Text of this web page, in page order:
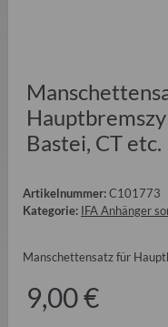
Bastei, CT etc.
Artikelnummer:C101773
Kategorie: IFA Anhänger
Manschettensatz für
9,00 €